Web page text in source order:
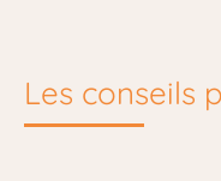
Les conseils